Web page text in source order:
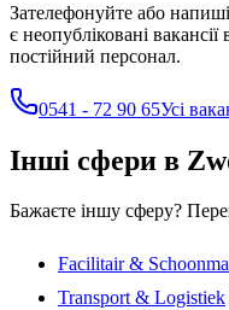
Зателефонуйте або
є неопубліковані
постійний персонал.
0541 - 72 90 65Усі
Інші сфери в
Бажаєте іншу сферу?
Facilitair &
Transport & Logistiek